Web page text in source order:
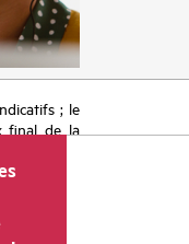
; le
final de la
la vente
prix de la